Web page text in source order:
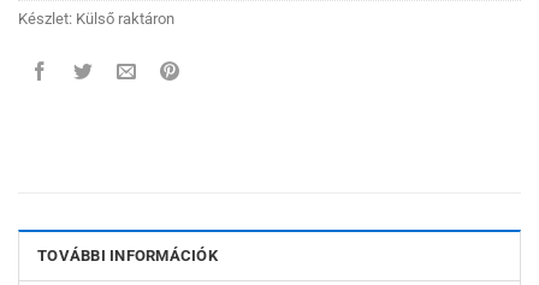
Készlet: Külső raktáron
TOVÁBBI INFORMÁCIÓK